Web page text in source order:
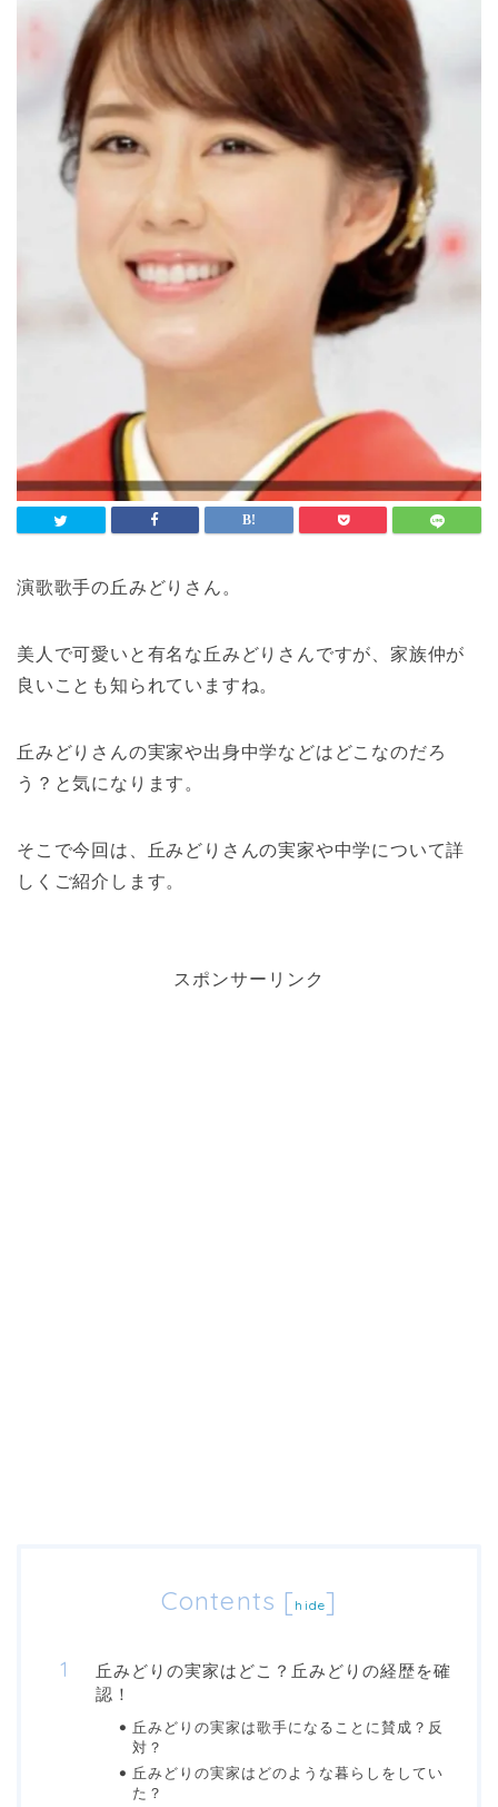
演歌歌手の丘みどりさん。
美人で可愛いと有名な丘みどりさんですが、家族仲が
良いことも知られていますね。
丘みどりさんの実家や出身中学などはどこなのだろ
う？と気になります。
そこで今回は、丘みどりさんの実家や中学について詳
しくご紹介します。
スポンサーリンク
Contents [ hide]
丘みどりの実家はどこ？丘みどりの経歴を確
認！
丘みどりの実家は歌手になることに賛成？反
対？
丘みどりの実家はどのような暮らしをしてい
た？